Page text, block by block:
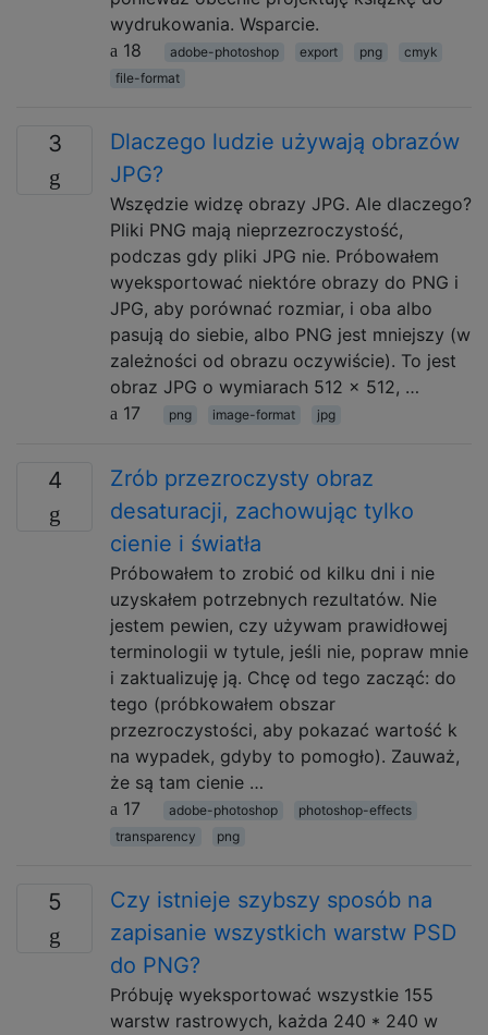
wydrukowania. Wsparcie.
18
adobe-photoshop export png
cmyk
file-format
3
Dlaczego ludzie używają obrazów
JPG?
Wszędzie widzę obrazy JPG. Ale dlaczego?
Pliki PNG mają nieprzezroczystość,
podczas gdy pliki JPG nie. Próbowałem
wyeksportować niektóre obrazy do PNG i
JPG, aby porównać rozmiar, i oba albo
pasują do siebie, albo PNG jest mniejszy (w
zależności od obrazu oczywiście). To jest
obraz JPG o wymiarach 512 x 512, …
17
png image-format jpg
4
Zrób przezroczysty obraz
desaturacji, zachowując tylko
cienie i światła
Próbowałem to zrobić od kilku dni i nie
uzyskałem potrzebnych rezultatów. Nie
jestem pewien, czy używam prawidłowej
terminologii w tytule, jeśli nie, popraw mnie
i zaktualizuję ją. Chcę od tego zacząć: do
tego (próbkowałem obszar
przezroczystości, aby pokazać wartość k
na wypadek, gdyby to pomogło). Zauważ,
że są tam cienie …
17
adobe-photoshop
photoshop-effects
transparency
png
5
Czy istnieje szybszy sposób na
zapisanie wszystkich warstw PSD
do PNG?
Próbuję wyeksportować wszystkie 155
warstw rastrowych, każda 240 * 240 w